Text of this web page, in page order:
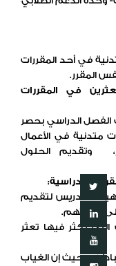
في أحد المقررات
المقرر.
في المقررات
الفصل الدراسي بحصر
متدنية في الأعمال
وتقديم الحلول
الدراسية:
التدريس لتقديم
أسئلتهم.
يكثر فيها تعثر
حيث إن الغياب